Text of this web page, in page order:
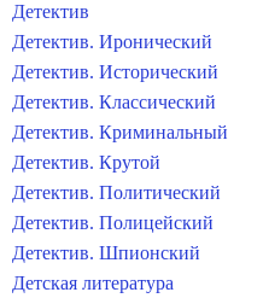
Детектив
Детектив. Иронический
Детектив. Исторический
Детектив. Классический
Детектив. Криминальный
Детектив. Крутой
Детектив. Политический
Детектив. Полицейский
Детектив. Шпионский
Детская литература